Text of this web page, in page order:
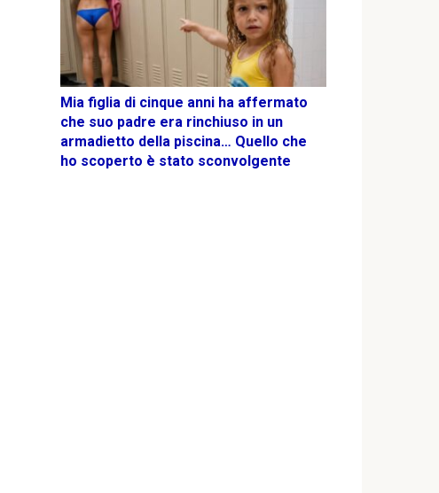
Mia figlia di cinque anni ha affermato
che suo padre era rinchiuso in un
armadietto della piscina… Quello che
ho scoperto è stato sconvolgente